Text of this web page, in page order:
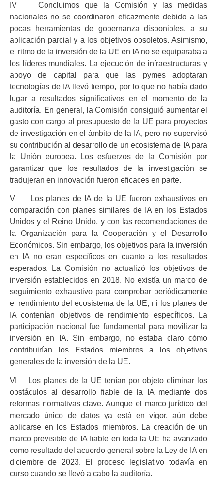
IV Concluimos que la Comisión y las medidas
nacionales no se coordinaron eficazmente debido a las
pocas herramientas de gobernanza disponibles, a su
aplicación parcial y a los objetivos obsoletos. Asimismo,
el ritmo de la inversión de la UE en IA no se equiparaba a
los líderes mundiales. La ejecución de infraestructuras y
apoyo de capital para que las pymes adoptaran
tecnologías de IA llevó tiempo, por lo que no había dado
lugar a resultados significativos en el momento de la
auditoría. En general, la Comisión consiguió aumentar el
gasto con cargo al presupuesto de la UE para proyectos
de investigación en el ámbito de la IA, pero no supervisó
su contribución al desarrollo de un ecosistema de IA para
la Unión europea. Los esfuerzos de la Comisión por
garantizar que los resultados de la investigación se
tradujeran en innovación fueron eficaces en parte.
V Los planes de IA de la UE fueron exhaustivos en
comparación con planes similares de IA en los Estados
Unidos y el Reino Unido, y con las recomendaciones de
la Organización para la Cooperación y el Desarrollo
Económicos. Sin embargo, los objetivos para la inversión
en IA no eran específicos en cuanto a los resultados
esperados. La Comisión no actualizó los objetivos de
inversión establecidos en 2018. No existía un marco de
seguimiento exhaustivo para comprobar periódicamente
el rendimiento del ecosistema de la UE, ni los planes de
IA contenían objetivos de rendimiento específicos. La
participación nacional fue fundamental para movilizar la
inversión en IA. Sin embargo, no estaba claro cómo
contribuirían los Estados miembros a los objetivos
generales de la inversión de la UE.
VI Los planes de la UE tenían por objeto eliminar los
obstáculos al desarrollo fiable de la IA mediante dos
reformas normativas clave. Aunque el marco jurídico del
mercado único de datos ya está en vigor, aún debe
aplicarse en los Estados miembros. La creación de un
marco previsible de IA fiable en toda la UE ha avanzado
como resultado del acuerdo general sobre la Ley de IA en
diciembre de 2023. El proceso legislativo todavía en
curso cuando se llevó a cabo la auditoría.